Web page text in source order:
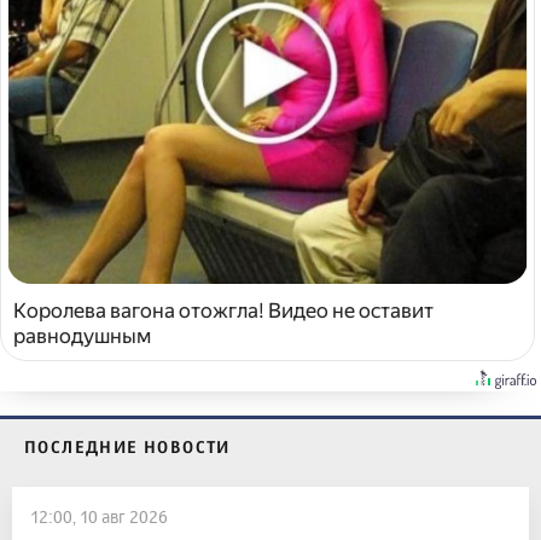
Королева вагона отожгла! Видео не оставит
равнодушным
ПОСЛЕДНИЕ НОВОСТИ
12:00, 10 авг 2026